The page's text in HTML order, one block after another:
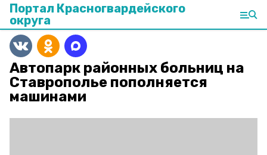
Портал Красногвардейского
округа
Автопарк районных больниц на
Ставрополье пополняется
машинами